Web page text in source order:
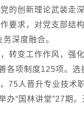
的创新理论武装走
要求，对党支部结
深度融合。
转变工作作风，强
各项制度125项。选
75人晋升专业技术
“国林讲堂”27期